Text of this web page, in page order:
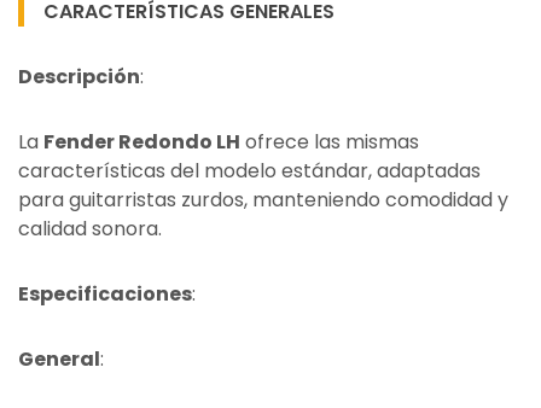
CARACTERÍSTICAS GENERALES
Descripción:
La Fender Redondo LH ofrece las mismas
características del modelo estándar, adaptadas
para guitarristas zurdos, manteniendo comodidad y
calidad sonora.
Especificaciones:
General: